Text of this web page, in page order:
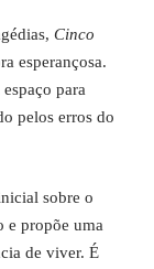
Cinco
esperançosa.
para
pelos erros do
sobre o
e propõe uma
de viver. É